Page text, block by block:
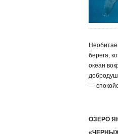
берега,
океан
—
ОЗЕРО